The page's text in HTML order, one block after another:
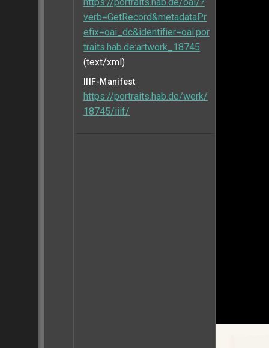
verb=GetRecord&metadataPr
efix=oai_dc&identifier=oai:por
traits.hab.de:artwork_18745
(text/xml)
IIIF-Manifest
https://portraits.hab.de/werk/
18745/iiif/